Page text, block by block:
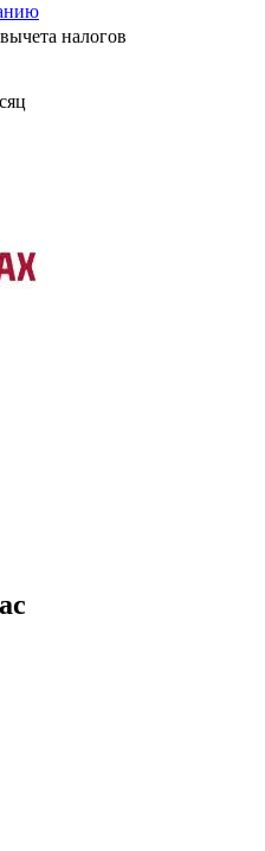
налогов